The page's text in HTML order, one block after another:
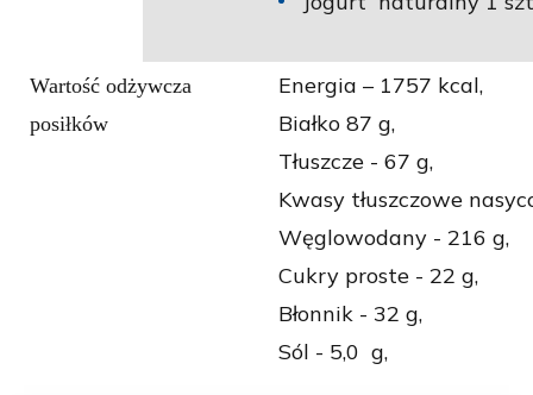
Wartość odżywcza
posiłków
Energia – 1757 kcal,
Białko 87 g,
Tłuszcze - 67 g,
Kwasy tłuszczowe
Węglowodany - 216 g,
Cukry proste - 22 g,
Błonnik - 32 g,
Sól - 5,0 g,